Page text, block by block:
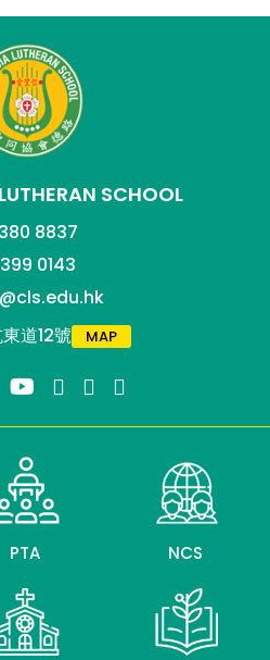
SCHOOL
8837
0143
道12號
MAP
PTA NCS